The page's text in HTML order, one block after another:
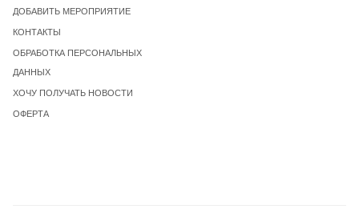
ДОБАВИТЬ МЕРОПРИЯТИЕ
КОНТАКТЫ
ОБРАБОТКА ПЕРСОНАЛЬНЫХ
ДАННЫХ
ХОЧУ ПОЛУЧАТЬ НОВОСТИ
ОФЕРТА